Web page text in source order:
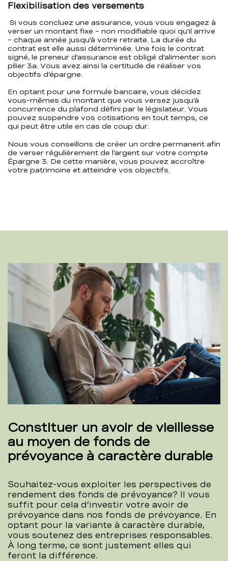
Flexibilisation des versements
Si vous concluez une assurance, vous vous engagez à
verser un montant fixe – non modifiable quoi qu’il arrive
– chaque année jusqu’à votre retraite. La durée du
contrat est elle aussi déterminée. Une fois le contrat
signé, le preneur d’assurance est obligé d’alimenter son
pilier 3a. Vous avez ainsi la certitude de réaliser vos
objectifs d’épargne.
En optant pour une formule bancaire, vous décidez
vous-mêmes du montant que vous versez jusqu’à
concurrence du plafond défini par le législateur. Vous
pouvez suspendre vos cotisations en tout temps, ce
qui peut être utile en cas de coup dur.
Nous vous conseillons de créer un ordre permanent afin
de verser régulièrement de l’argent sur votre compte
Épargne 3. De cette manière, vous pouvez accroître
votre patrimoine et atteindre vos objectifs.
Constituer un avoir de vieillesse
au moyen de fonds de
prévoyance à caractère durable
Souhaitez-vous exploiter les perspectives de
rendement des fonds de prévoyance? Il vous
suffit pour cela d’investir votre avoir de
prévoyance dans nos fonds de prévoyance. En
optant pour la variante à caractère durable,
vous soutenez des entreprises responsables.
À long terme, ce sont justement elles qui
feront la différence.